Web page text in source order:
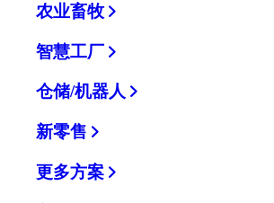
农业畜牧
智慧工厂
仓储/机器人
新零售
更多方案